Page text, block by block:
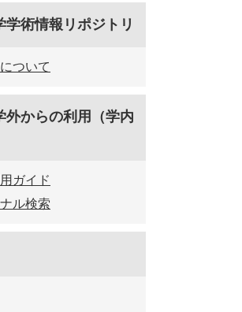
学術情報リポジトリ
ついて
外からの利用（学内
ガイド
ル検索